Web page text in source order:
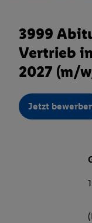
3999
Vertrieb
2027 (m/
Jetzt